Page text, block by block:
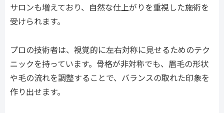
サロンも増えており、自然な仕上がりを重視した施術を
受けられます。
プロの技術者は、視覚的に左右対称に見せるためのテク
ニックを持っています。骨格が非対称でも、眉毛の形状
や毛の流れを調整することで、バランスの取れた印象を
作り出せます。